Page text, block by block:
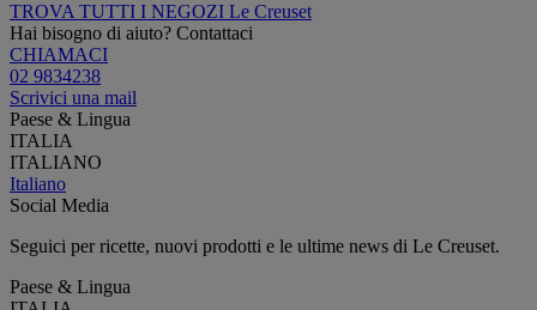
TROVA TUTTI I NEGOZI Le Creuset
Hai bisogno di aiuto? Contattaci
CHIAMACI
02 9834238
Scrivici una mail
Paese & Lingua
ITALIA
ITALIANO
Italiano
Social Media
Seguici per ricette, nuovi prodotti e le ultime news di Le Creuset.
Paese & Lingua